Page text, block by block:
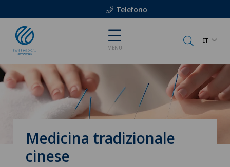
Telefono
MENU
IT
Medicina tradizionale
cinese